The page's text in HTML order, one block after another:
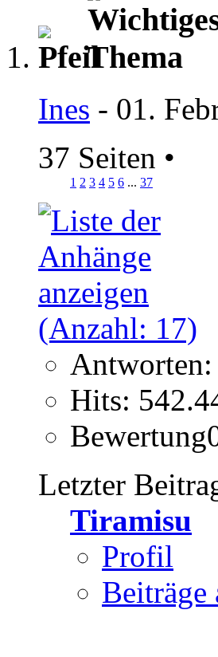
Ines - 01.
37 Seiten •
1 2 3 4 5 6 ... 37
Antworten:
Hits:
Letzter
Tiramisu
Profil
Beiträge